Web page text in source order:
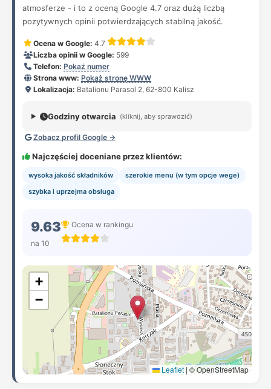
atmosferze - i to z oceną Google 4.7 oraz dużą liczbą
pozytywnych opinii potwierdzających stabilną jakość.
Ocena w Google: 4.7
Liczba opinii w Google: 599
Telefon: Pokaż numer
Strona www: Pokaż stronę WWW
Lokalizacja: Batalionu Parasol 2, 62-800 Kalisz
Godziny otwarcia (kliknij, aby sprawdzić)
Zobacz profil Google →
Najczęściej doceniane przez klientów:
wysoka jakość składników
szerokie menu (w tym opcje wege)
szybka i uprzejma obsługa
9.63
na 10
Ocena w rankingu
+
−
Leaflet | © OpenStreetMap